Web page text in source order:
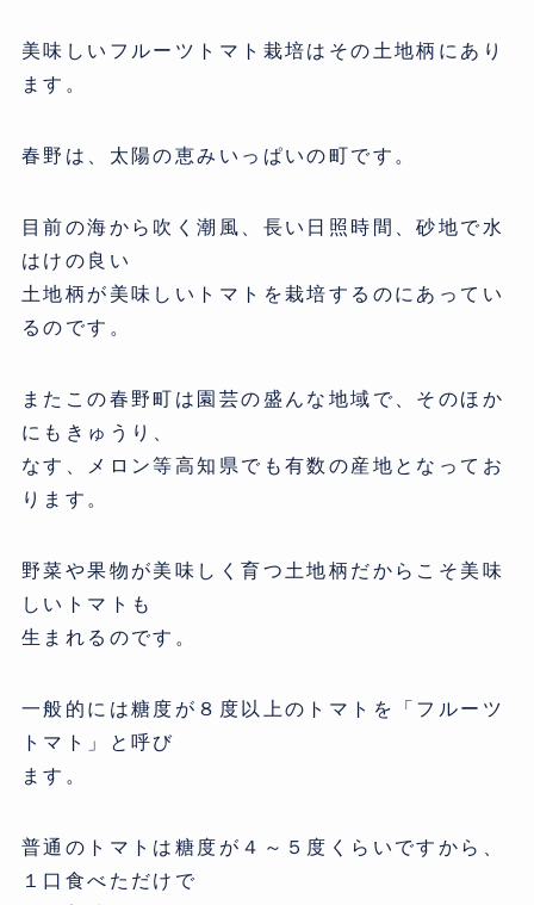
美味しいフルーツトマト栽培はその土地柄にあり
ます。
春野は、太陽の恵みいっぱいの町です。
目前の海から吹く潮風、長い日照時間、砂地で水
はけの良い
土地柄が美味しいトマトを栽培するのにあってい
るのです。
またこの春野町は園芸の盛んな地域で、そのほか
にもきゅうり、
なす、メロン等高知県でも有数の産地となってお
ります。
野菜や果物が美味しく育つ土地柄だからこそ美味
しいトマトも
生まれるのです。
一般的には糖度が８度以上のトマトを「フルーツ
トマト」と呼び
ます。
普通のトマトは糖度が４～５度くらいですから、
１口食べただけで